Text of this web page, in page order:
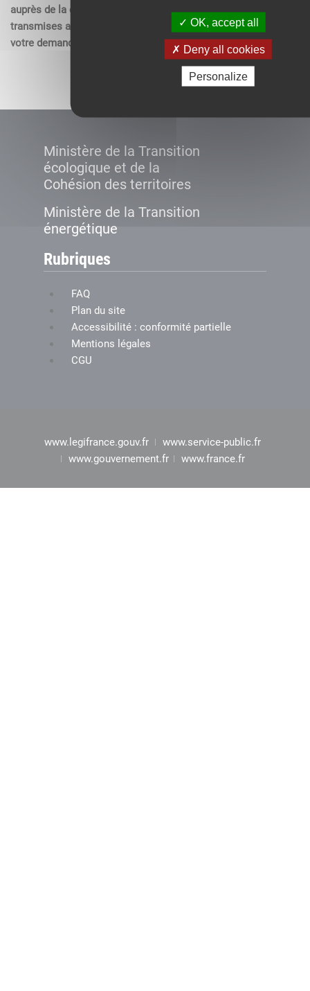
OK, accept all
Deny all cookies
Personalize
auprès de la collectivité. Les données recueillies seront
transmises aux services compétents pour l’instruction de
votre demande.
Créer le compte
Ministère de la Transition
écologique et de la
Cohésion des territoires
Ministère de la Transition
énergétique
Rubriques
FAQ
Plan du site
Accessibilité : conformité partielle
Mentions légales
CGU
www.legifrance.gouv.fr
www.service-public.fr
www.gouvernement.fr
www.france.fr